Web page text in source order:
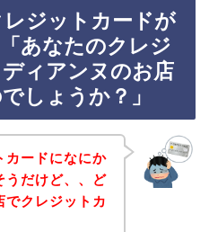
ジットカードが
あなたのクレジ
ィアンヌのお店
しょうか？」
カードになにか
うだけど、、ど
でクレジットカ